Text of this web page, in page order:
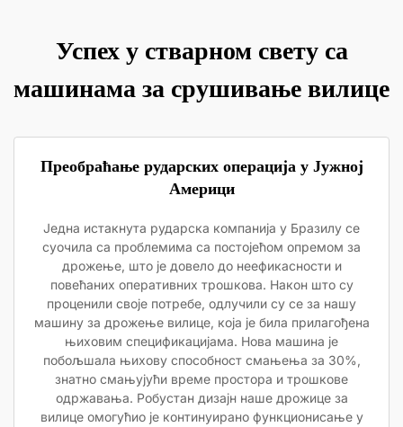
Успех у стварном свету са
машинама за срушивање вилице
Преобраћање рударских операција у Јужној
Америци
Једна истакнута рударска компанија у Бразилу се
суочила са проблемима са постојећом опремом за
дрожење, што је довело до неефикасности и
повећаних оперативних трошкова. Након што су
проценили своје потребе, одлучили су се за нашу
машину за дрожење вилице, која је била прилагођена
њиховим спецификацијама. Нова машина је
побољшала њихову способност смањења за 30%,
знатно смањујући време простора и трошкове
одржавања. Робустан дизајн наше дрожице за
вилице омогућио је континуирано функционисање у